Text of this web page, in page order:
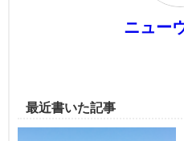
ニュー
最近書いた記事